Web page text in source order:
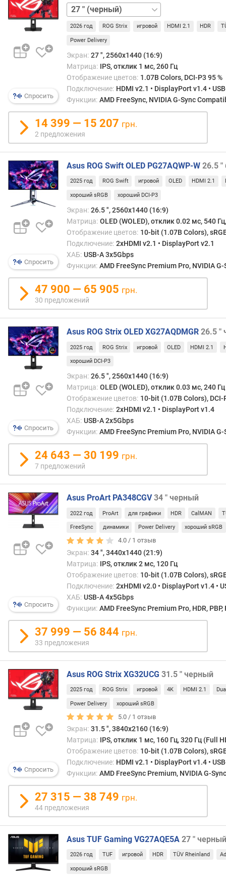
ч
а
с
о
а
д
р
о
в
(
ц
)
р
з
м
п
с
л
я
(
м
м
)
в
я
о
т
к
л
и
к
а
(
G
t
G
)
я
р
к
о
т
ь
(
к
/
о
г
н
у
т
ы
й
Спросить
27 "
2026 год ROG Strix игровой HDMI 2.1 HDR
Power Delivery
Экран: 27 ", 2560x1440 (16:9)
Матрица: IPS, отклик 1 мс, 260 Гц
Отображение цветов: 1.07B Colors, DCI-P3 95 %
Подключение: HDMI v2.1 • DisplayPort v1.4 •
Функции: AMD FreeSync, NVIDIA G-Sync
14 399 — 15 207 грн.
2 предложения
Спросить
Asus ROG Swift OLED PG27AQWP-W 26.5 "
2025 год ROG Swift игровой OLED HDMI 2.1
хороший sRGB хороший DCI-P3
Экран: 26.5 ", 2560x1440 (16:9)
Матрица: OLED (WOLED), отклик 0.02 мс, 540
Отображение цветов: 10-bit (1.07B Colors),
Подключение: 2xHDMI v2.1 • DisplayPort v2.1
ХАБ: USB-A 3x5Gbps
Функции: AMD FreeSync Premium Pro, NVIDIA
47 900 — 65 905 грн.
30 предложений
Спросить
Asus ROG Strix OLED XG27AQDMGR 26.5 "
2025 год ROG Strix игровой OLED HDMI 2.1
хороший DCI-P3
Экран: 26.5 ", 2560x1440 (16:9)
Матрица: OLED (WOLED), отклик 0.03 мс, 240 Гц
Отображение цветов: 10-bit (1.07B Colors), DCI-
Подключение: 2xHDMI v2.1 • DisplayPort v1.4
ХАБ: USB-A 2x5Gbps
Функции: AMD FreeSync Premium Pro, NVIDIA
24 643 — 30 199 грн.
7 предложений
Спросить
Asus ProArt PA348CGV 34 " черный
2022 год ProArt для графики HDR CalMAN
FreeSync динамики Power Delivery хороший sRGB
4.0 / 1 отзыв
Экран: 34 ", 3440x1440 (21:9)
Матрица: IPS, отклик 2 мс, 120 Гц
Отображение цветов: 10-bit (1.07B Colors),
Подключение: 2xHDMI v2.0 • DisplayPort v1.4 •
ХАБ: USB-A 4x5Gbps
Функции: AMD FreeSync Premium Pro, HDR,
37 999 — 56 844 грн.
33 предложения
Спросить
Asus ROG Strix XG32UCG 31.5 " черный
2025 год ROG Strix игровой 4K HDMI 2.1
Power Delivery хороший sRGB
5.0 / 1 отзыв
Экран: 31.5 ", 3840x2160 (16:9)
Матрица: IPS, отклик 1 мс, 160 Гц, 320 Гц (Full
Отображение цветов: 10-bit (1.07B Colors),
Подключение: HDMI v2.1 • DisplayPort v1.4 •
Функции: AMD FreeSync Premium, NVIDIA G-
27 315 — 38 749 грн.
44 предложения
Asus TUF Gaming VG27AQE5A 27 " черный
2026 год TUF игровой HDR TÜV Rheinland
хороший sRGB